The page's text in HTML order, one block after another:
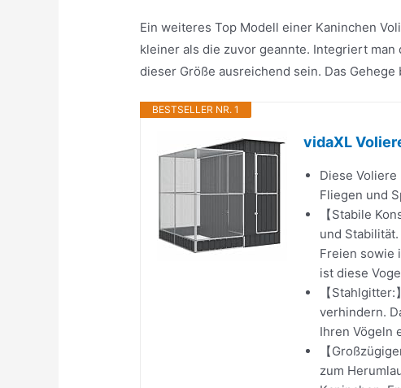
Ein weiteres Top Modell einer Kaninchen
kleiner als die zuvor geannte. Integriert
dieser Größe ausreichend sein. Das
BESTSELLER NR. 1
vidaXL
Diese
Fliegen und
【Stabile
und
Freien sowie
ist diese
【
verhindern.
Ihren Vögeln
【
zum